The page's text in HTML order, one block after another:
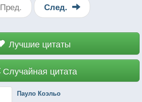
Пред. След.
Лучшие цитаты
Случайная цитата
Пауло Коэльо